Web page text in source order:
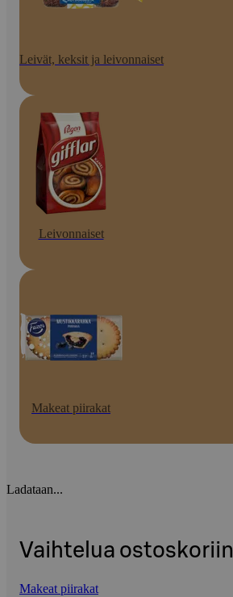
Leivät, keksit ja leivonnaiset
Leivonnaiset
Makeat piirakat
Ladataan...
Vaihtelua ostoskoriin
Makeat piirakat